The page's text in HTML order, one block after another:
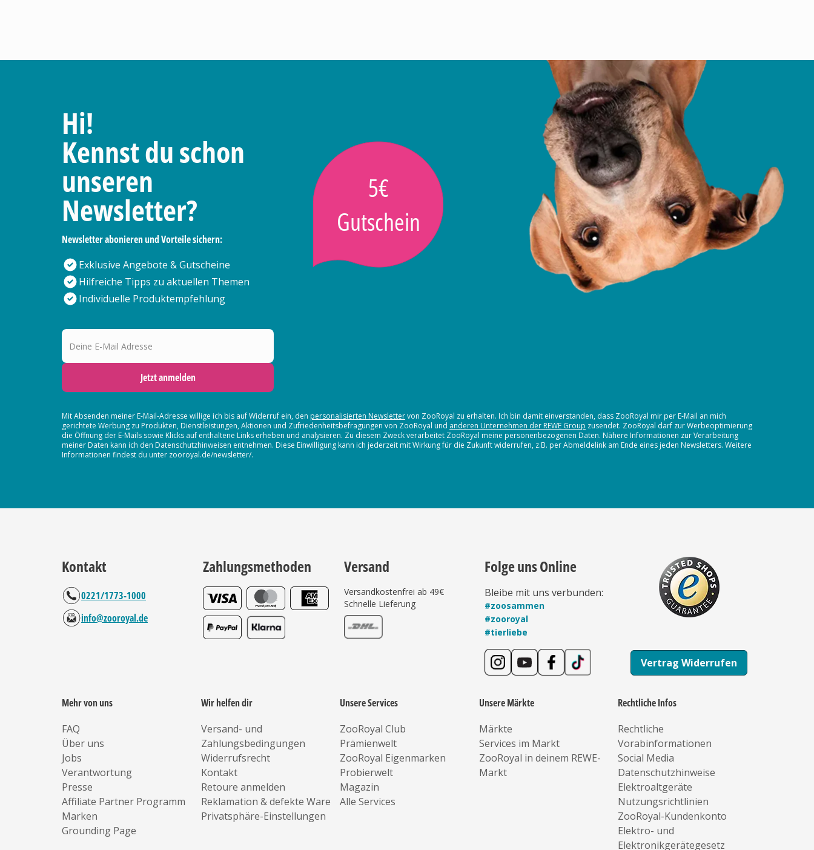
Hi!
Kennst du schon
unseren
Newsletter?
Newsletter abonieren und Vorteile sichern:
Exklusive Angebote & Gutscheine
Hilfreiche Tipps zu aktuellen Themen
Individuelle Produktempfehlung
5€
Gutschein
Deine E-Mail Adresse
Jetzt anmelden
Mit Absenden meiner E-Mail-Adresse willige ich bis auf Widerruf ein, den personalisierten Newslettervon ZooRoyal zu erhalten. Ich bin damit einverstanden, dass ZooRoyal mir per E-Mail an mich
gerichtete Werbung zu Produkten, Dienstleistungen, Aktionen und Zufriedenheitsbefragungen von ZooRoyal und anderen Unternehmen der REWE Group zusendet. ZooRoyal darf zur Werbeoptimierung
die Öffnung der E-Mails sowie Klicks auf enthaltene Links erheben und analysieren. Zu diesem Zweck verarbeitet ZooRoyal meine personenbezogenen Daten. Nähere Informationen zur Verarbeitung
meiner Daten kann ich den Datenschutzhinweisen entnehmen. Diese Einwilligung kann ich jederzeit mit Wirkung für die Zukunft widerrufen, z.B. per Abmeldelink am Ende eines jeden Newsletters. Weitere
Informationen findest du unter zooroyal.de/newsletter/.
Kontakt
0221/1773-1000
info@zooroyal.de
Zahlungsmethoden Versand
Versandkostenfrei ab 49€
Schnelle Lieferung
Folge uns Online
Bleibe mit uns verbunden:
#zoosammen
#zooroyal
#tierliebe
Vertrag Widerrufen
Mehr von uns
FAQ
Über uns
Jobs
Verantwortung
Presse
Affiliate Partner Programm
Marken
Grounding Page
Wir helfen dir
Versand- und
Zahlungsbedingungen
Widerrufsrecht
Kontakt
Retoure anmelden
Reklamation & defekte Ware
Privatsphäre-Einstellungen
Unsere Services
ZooRoyal Club
Prämienwelt
ZooRoyal Eigenmarken
Probierwelt
Magazin
Alle Services
Unsere Märkte
Märkte
Services im Markt
ZooRoyal in deinem REWE-
Markt
Rechtliche Infos
Rechtliche
Vorabinformationen
Social Media
Datenschutzhinweise
Elektroaltgeräte
Nutzungsrichtlinien
ZooRoyal-Kundenkonto
Elektro- und
Elektronikgerätegesetz